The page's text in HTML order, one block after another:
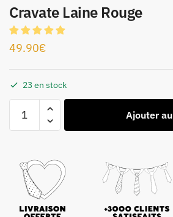
Cravate Laine Rouge
49.90€
23 en stock
Ajouter